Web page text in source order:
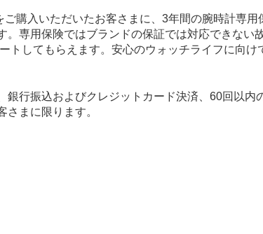
購入いただいたお客さまに、3年間の腕時計専用
。専用保険ではブランドの保証では対応できない故
トしてもらえます。安心のウォッチライフに向け
行振込およびクレジットカード決済、60回以内
さまに限ります。